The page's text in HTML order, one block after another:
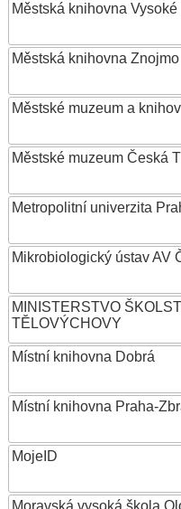
Městská knihovna Vysoké
Městská knihovna Znojmo
Městské muzeum a
Městské muzeum Česká
Metropolitní univerzita
Mikrobiologický ústav AV
MINISTERSTVO
TĚLOVÝCHOVY
Místní knihovna Dobrá
Místní knihovna Praha-
MojeID
Moravská vysoká škola